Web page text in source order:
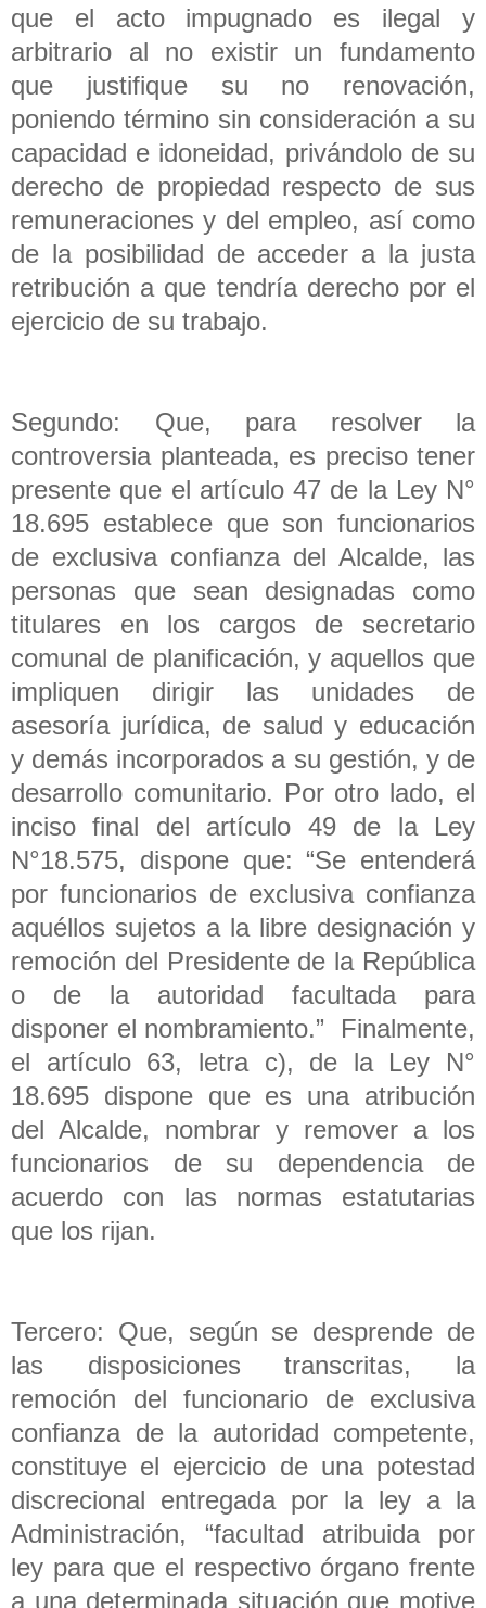
que el acto impugnado es ilegal y
arbitrario al no existir un fundamento
que justifique su no renovación,
poniendo término sin consideración a su
capacidad e idoneidad, privándolo de su
derecho de propiedad respecto de sus
remuneraciones y del empleo, así como
de la posibilidad de acceder a la justa
retribución a que tendría derecho por el
ejercicio de su trabajo.
Segundo: Que, para resolver la
controversia planteada, es preciso tener
presente que el artículo 47 de la Ley N°
18.695 establece que son funcionarios
de exclusiva confianza del Alcalde, las
personas que sean designadas como
titulares en los cargos de secretario
comunal de planificación, y aquellos que
impliquen dirigir las unidades de
asesoría jurídica, de salud y educación
y demás incorporados a su gestión, y de
desarrollo comunitario. Por otro lado, el
inciso final del artículo 49 de la Ley
N°18.575, dispone que: “Se entenderá
por funcionarios de exclusiva confianza
aquéllos sujetos a la libre designación y
remoción del Presidente de la República
o de la autoridad facultada para
disponer el nombramiento.” Finalmente,
el artículo 63, letra c), de la Ley N°
18.695 dispone que es una atribución
del Alcalde, nombrar y remover a los
funcionarios de su dependencia de
acuerdo con las normas estatutarias
que los rijan.
Tercero: Que, según se desprende de
las disposiciones transcritas, la
remoción del funcionario de exclusiva
confianza de la autoridad competente,
constituye el ejercicio de una potestad
discrecional entregada por la ley a la
Administración, “facultad atribuida por
ley para que el respectivo órgano frente
a una determinada situación que motive